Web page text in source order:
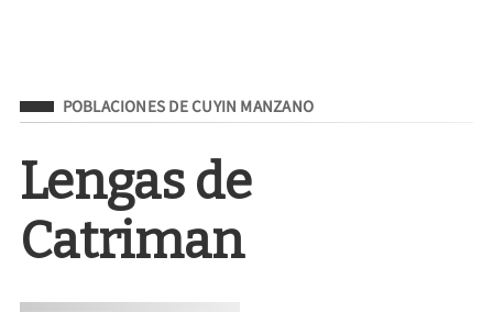
Filed Under
POBLACIONES DE CUYIN MANZANO
Lengas de
Catriman